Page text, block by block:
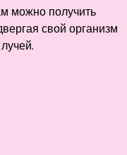
можно получить
свой организм